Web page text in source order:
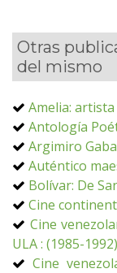
Otras
del mismo
Amelia:
Antología
Argimiro
Auténtico
Bolívar: De
Cine
Cine
ULA : (1985-1992)
Cine